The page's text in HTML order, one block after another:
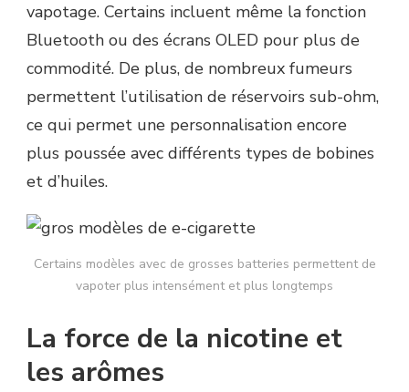
vapotage. Certains incluent même la fonction
Bluetooth ou des écrans OLED pour plus de
commodité. De plus, de nombreux fumeurs
permettent l’utilisation de réservoirs sub-ohm,
ce qui permet une personnalisation encore
plus poussée avec différents types de bobines
et d’huiles.
Certains modèles avec de grosses batteries permettent de
vapoter plus intensément et plus longtemps
La force de la nicotine et
les arômes